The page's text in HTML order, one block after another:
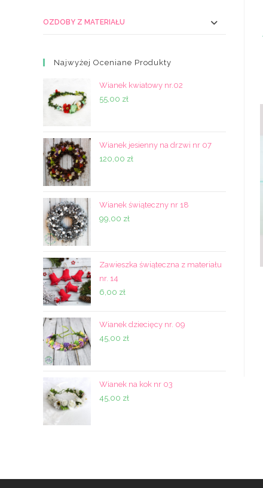
OZDOBY Z MATERIAŁU
Najwyżej Oceniane Produkty
Wianek kwiatowy nr.02
55,00 zł
Wianek jesienny na drzwi nr 07
120,00 zł
Wianek świąteczny nr 18
99,00 zł
Zawieszka świąteczna z materiału
nr. 14
6,00 zł
Wianek dziecięcy nr. 09
45,00 zł
Wianek na kok nr 03
45,00 zł